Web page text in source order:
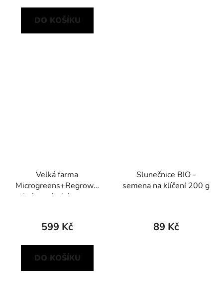
DO KOŠÍKU
Velká farma
Microgreens+Regrow -
krémová s kávovou
599 Kč
DO KOŠÍKU
Slunečnice BIO -
semena na klíčení 200 g
89 Kč